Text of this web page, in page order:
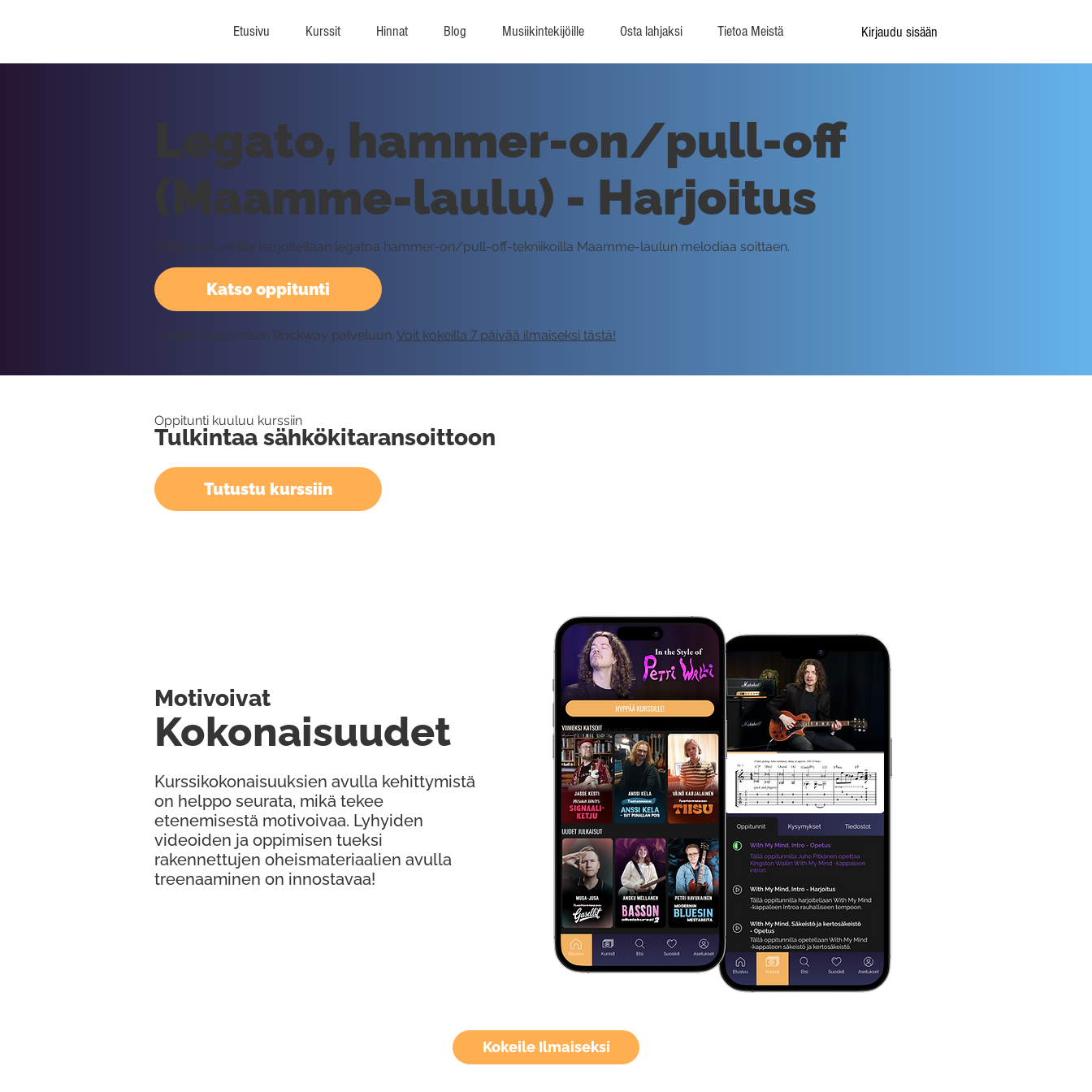
Etusivu Kurssit Hinnat Blog Musiikintekijöille Osta lahjaksi Tietoa Meistä Kirjaudu sisään
Kokeile Ilmaiseksi
Katso oppitunti
Legato, hammer-on/pull-off
(Maamme-laulu) - Harjoitus
Tällä oppitunnilla harjoitellaan legatoa hammer-on/pull-off-tekniikoilla Maamme-laulun melodiaa soittaen.
Vaatii kirjautumisen Rockway palveluun. Voit kokeilla 7 päivää ilmaiseksi tästä!
Oppitunti kuuluu kurssiin
Tulkintaa sähkökitaransoittoon
Tutustu kurssiin
Kurssikokonaisuuksien avulla kehittymistä
on helppo seurata, mikä tekee
etenemisestä motivoivaa. Lyhyiden
videoiden ja oppimisen tueksi
rakennettujen oheismateriaalien avulla
treenaaminen on innostavaa!
Kokonaisuudet
Motivoivat